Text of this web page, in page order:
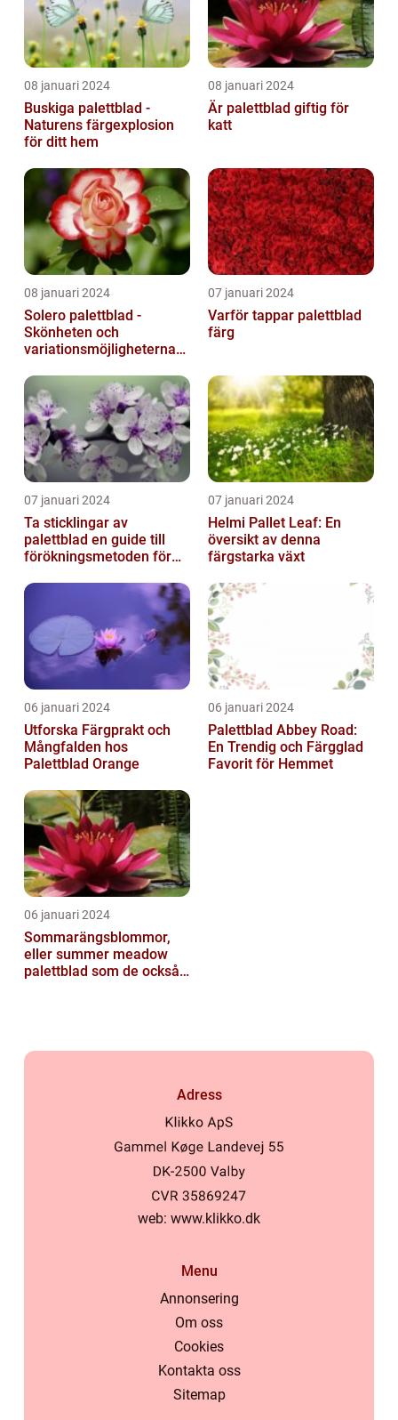
08 januari 2024
Buskiga palettblad -
Naturens färgexplosion
för ditt hem
08 januari 2024
Är palettblad giftig för
katt
08 januari 2024
Solero palettblad -
Skönheten och
variationsmöjligheterna
07 januari 2024
Varför tappar palettblad
färg
07 januari 2024
Ta sticklingar av
palettblad en guide till
förökningsmetoden för
07 januari 2024
Helmi Pallet Leaf: En
översikt av denna
färgstarka växt
06 januari 2024
Utforska Färgprakt och
Mångfalden hos
Palettblad Orange
06 januari 2024
Palettblad Abbey Road:
En Trendig och Färgglad
Favorit för Hemmet
06 januari 2024
Sommarängsblommor,
eller summer meadow
palettblad som de också
Adress
web: www.klikko.dk
Menu
Annonsering
Om oss
Cookies
Kontakta oss
Sitemap